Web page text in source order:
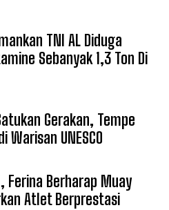
TNI AL Diduga
Sebanyak 1,3 Ton Di
Gerakan, Tempe
UNESCO
Ferina Berharap Muay
Atlet Berprestasi